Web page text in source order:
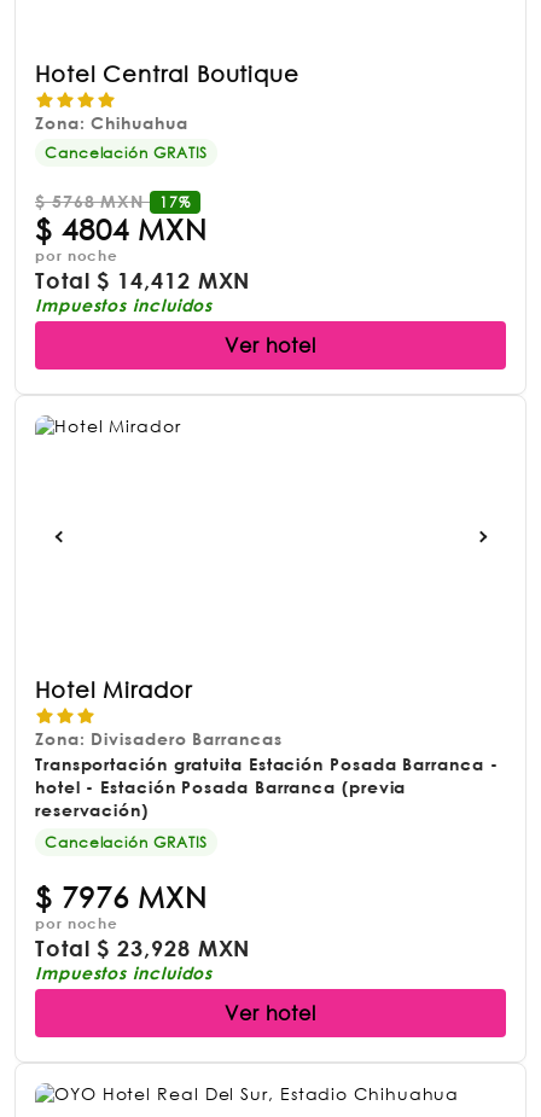
Hotel Central Boutique
Zona: Chihuahua
Cancelación GRATIS
$5768 MXN 17%
$ 4804 MXN
por noche
Total$ 14,412 MXN
Impuestos incluidos
Ver hotel
Hotel Mirador
Zona: Divisadero Barrancas
Transportación gratuita Estación Posada Barranca -
hotel - Estación Posada Barranca (previa
reservación)
Cancelación GRATIS
$ 7976 MXN
por noche
Total$23,928 MXN
Impuestos incluidos
Ver hotel